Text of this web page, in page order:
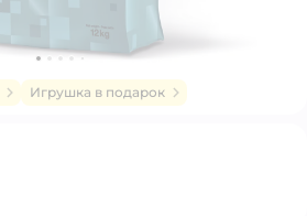
Игрушка в подарок